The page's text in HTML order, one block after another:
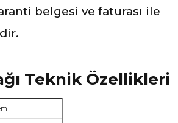
belgesi ve faturası ile
Teknik Özellikleri